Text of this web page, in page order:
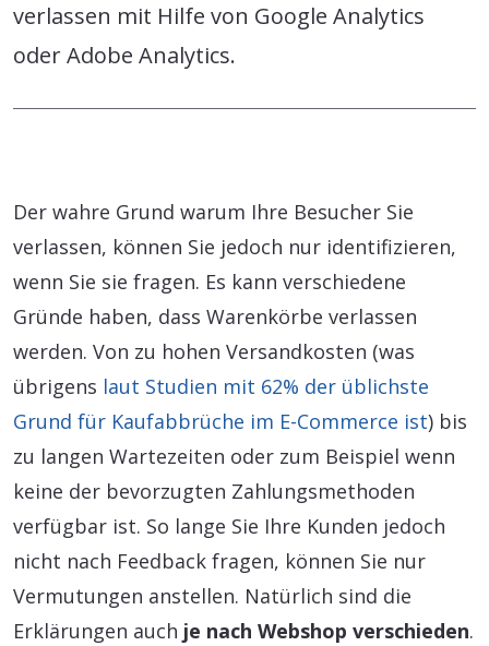
verlassen mit Hilfe von Google Analytics
oder Adobe Analytics.
Der wahre Grund warum Ihre Besucher Sie
verlassen, können Sie jedoch nur identifizieren,
wenn Sie sie fragen. Es kann verschiedene
Gründe haben, dass Warenkörbe verlassen
werden. Von zu hohen Versandkosten (was
übrigens laut Studien mit 62% der üblichste
Grund für Kaufabbrüche im E-Commerce ist) bis
zu langen Wartezeiten oder zum Beispiel wenn
keine der bevorzugten Zahlungsmethoden
verfügbar ist. So lange Sie Ihre Kunden jedoch
nicht nach Feedback fragen, können Sie nur
Vermutungen anstellen. Natürlich sind die
Erklärungen auch je nach Webshop verschieden.